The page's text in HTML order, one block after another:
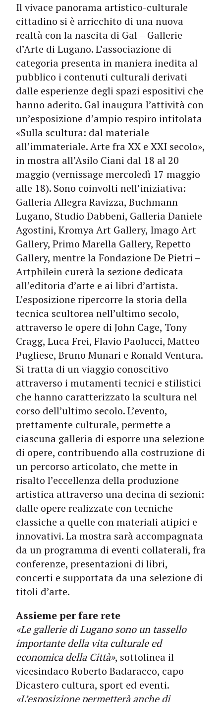
Il vivace panorama artistico-culturale
cittadino si è arricchito di una nuova
realtà con la nascita di Gal – Gallerie
d’Arte di Lugano. L’associazione di
categoria presenta in maniera inedita al
pubblico i contenuti culturali derivati
dalle esperienze degli spazi espositivi che
hanno aderito. Gal inaugura l’attività con
un’esposizione d’ampio respiro intitolata
«Sulla scultura: dal materiale
all’immateriale. Arte fra XX e XXI secolo»,
in mostra all’Asilo Ciani dal 18 al 20
maggio (vernissage mercoledì 17 maggio
alle 18). Sono coinvolti nell’iniziativa:
Galleria Allegra Ravizza, Buchmann
Lugano, Studio Dabbeni, Galleria Daniele
Agostini, Kromya Art Gallery, Imago Art
Gallery, Primo Marella Gallery, Repetto
Gallery, mentre la Fondazione De Pietri –
Artphilein curerà la sezione dedicata
all’editoria d’arte e ai libri d’artista.
L’esposizione ripercorre la storia della
tecnica scultorea nell’ultimo secolo,
attraverso le opere di John Cage, Tony
Cragg, Luca Frei, Flavio Paolucci, Matteo
Pugliese, Bruno Munari e Ronald Ventura.
Si tratta di un viaggio conoscitivo
attraverso i mutamenti tecnici e stilistici
che hanno caratterizzato la scultura nel
corso dell’ultimo secolo. L’evento,
prettamente culturale, permette a
ciascuna galleria di esporre una selezione
di opere, contribuendo alla costruzione di
un percorso articolato, che mette in
risalto l’eccellenza della produzione
artistica attraverso una decina di sezioni:
dalle opere realizzate con tecniche
classiche a quelle con materiali atipici e
innovativi. La mostra sarà accompagnata
da un programma di eventi collaterali, fra
conferenze, presentazioni di libri,
concerti e supportata da una selezione di
titoli d’arte.
Assieme per fare rete
«Le gallerie di Lugano sono un tassello
importante della vita culturale ed
economica della Città», sottolinea il
vicesindaco Roberto Badaracco, capo
Dicastero cultura, sport ed eventi.
«L’esposizione permetterà anche di